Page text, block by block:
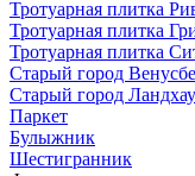
Тротуарная плитка
Тротуарная плитка
Тротуарная плитка
Старый город
Старый город
Паркет
Булыжник
Шестигранник